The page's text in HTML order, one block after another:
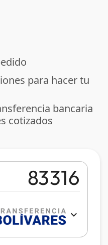
para hacer tu
bancaria
cotizados
expand_more